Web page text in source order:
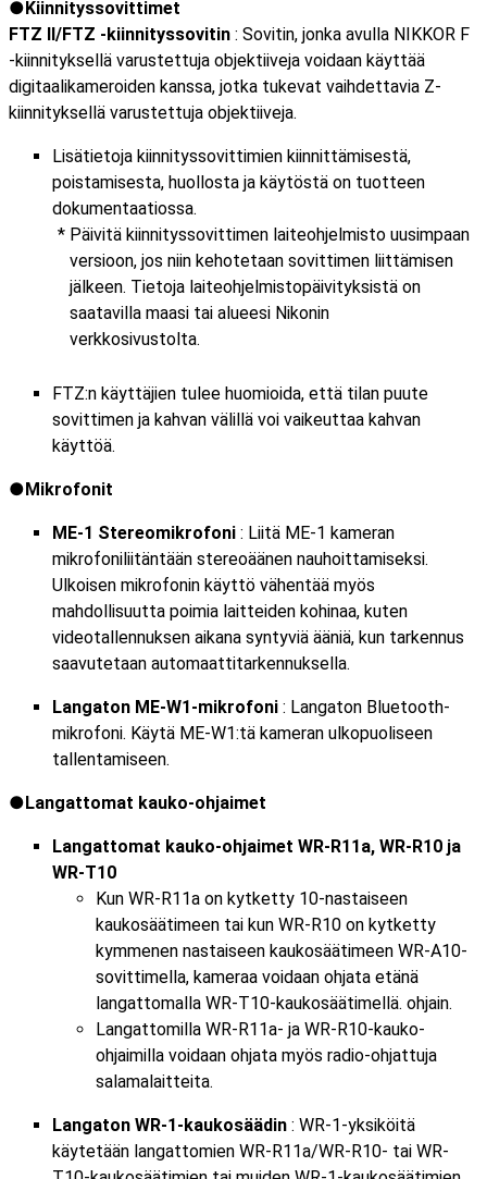
Kiinnityssovittimet
FTZ II/FTZ -kiinnityssovitin : Sovitin, jonka avulla NIKKOR F
-kiinnityksellä varustettuja objektiiveja voidaan käyttää
digitaalikameroiden kanssa, jotka tukevat vaihdettavia Z-
kiinnityksellä varustettuja objektiiveja.
Lisätietoja kiinnityssovittimien kiinnittämisestä,
poistamisesta, huollosta ja käytöstä on tuotteen
dokumentaatiossa.
Päivitä kiinnityssovittimen laiteohjelmisto uusimpaan
versioon, jos niin kehotetaan sovittimen liittämisen
jälkeen. Tietoja laiteohjelmistopäivityksistä on
saatavilla maasi tai alueesi Nikonin
verkkosivustolta.
FTZ:n käyttäjien tulee huomioida, että tilan puute
sovittimen ja kahvan välillä voi vaikeuttaa kahvan
käyttöä.
Mikrofonit
ME-1 Stereomikrofoni : Liitä ME-1 kameran
mikrofoniliitäntään stereoäänen nauhoittamiseksi.
Ulkoisen mikrofonin käyttö vähentää myös
mahdollisuutta poimia laitteiden kohinaa, kuten
videotallennuksen aikana syntyviä ääniä, kun tarkennus
saavutetaan automaattitarkennuksella.
Langaton ME-W1-mikrofoni : Langaton Bluetooth-
mikrofoni. Käytä ME-W1:tä kameran ulkopuoliseen
tallentamiseen.
Langattomat kauko-ohjaimet
Langattomat kauko-ohjaimet WR-R11a, WR-R10 ja
WR-T10
Kun WR-R11a on kytketty 10-nastaiseen
kaukosäätimeen tai kun WR-R10 on kytketty
kymmenen nastaiseen kaukosäätimeen WR-A10-
sovittimella, kameraa voidaan ohjata etänä
langattomalla WR-T10-kaukosäätimellä. ohjain.
Langattomilla WR-R11a- ja WR-R10-kauko-
ohjaimilla voidaan ohjata myös radio-ohjattuja
salamalaitteita.
Langaton WR-1-kaukosäädin : WR-1-yksiköitä
käytetään langattomien WR-R11a/WR-R10- tai WR-